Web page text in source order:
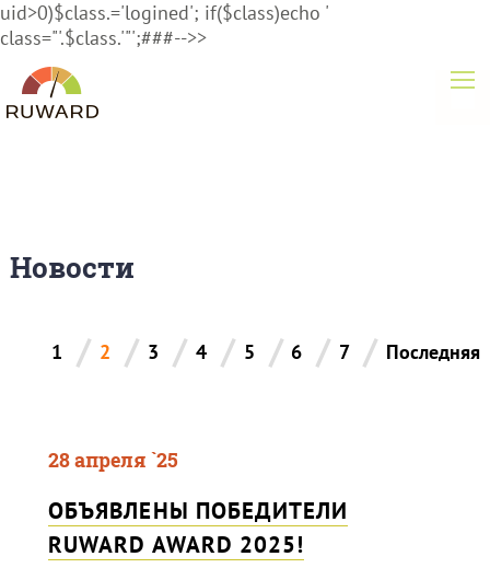
uid>0)$class.='logined'; if($class)echo '
class="'.$class.'"';###-->>
Новости
1 / 2 / 3 / 4 / 5 / 6 / 7 / Последняя
28 апреля `25
ОБЪЯВЛЕНЫ ПОБЕДИТЕЛИ
RUWARD AWARD 2025!